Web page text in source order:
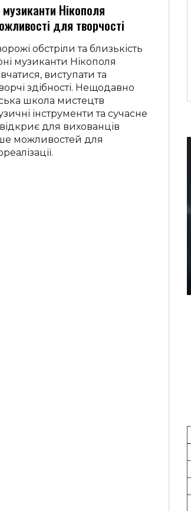
Нікополя
для творчості
обстріли та близькість
музиканти Нікополя
виступати та
здібності. Нещодавно
школа мистецтв
інструменти та сучасне
для вихованців
можливостей для